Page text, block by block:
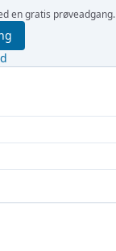
en gratis prøveadgang.